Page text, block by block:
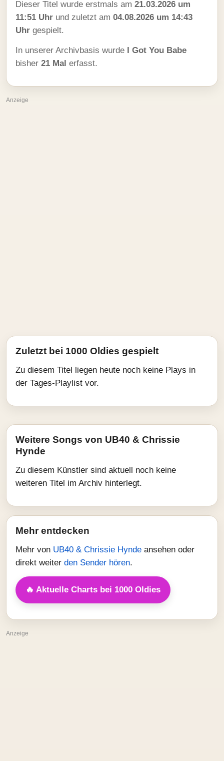
Dieser Titel wurde erstmals am 21.03.2026 um
11:51 Uhr und zuletzt am 04.08.2026 um 14:43
Uhr gespielt.
In unserer Archivbasis wurde I Got You Babe
bisher 21 Mal erfasst.
Anzeige
Zuletzt bei 1000 Oldies gespielt
Zu diesem Titel liegen heute noch keine Plays in
der Tages-Playlist vor.
Weitere Songs von UB40 & Chrissie
Hynde
Zu diesem Künstler sind aktuell noch keine
weiteren Titel im Archiv hinterlegt.
Mehr entdecken
Mehr von UB40 & Chrissie Hynde ansehen oder
direkt weiter den Sender hören.
🔥 Aktuelle Charts bei 1000 Oldies
Anzeige